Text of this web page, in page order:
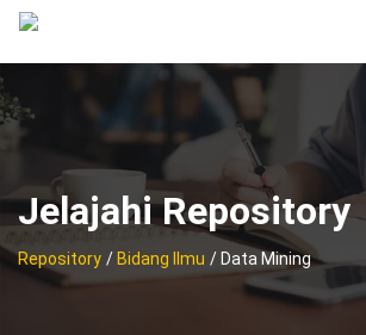
Jelajahi Repository
Repository / Bidang Ilmu / Data Mining